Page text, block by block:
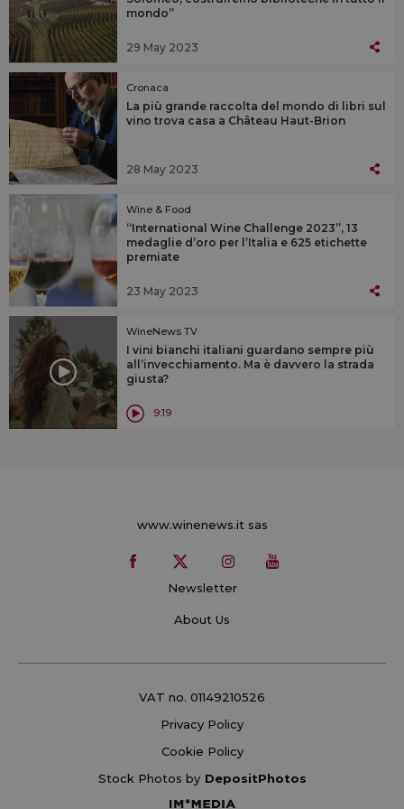
mondo”
29 May 2023
Cronaca
La più grande raccolta del mondo di libri sul
vino trova casa a Château Haut-Brion
28 May 2023
Wine & Food
“International Wine Challenge 2023”, 13
medaglie d’oro per l’Italia e 625 etichette
premiate
23 May 2023
WineNews TV
I vini bianchi italiani guardano sempre più
all’invecchiamento. Ma è davvero la strada
giusta?
9:19
www.winenews.it sas
Newsletter
About Us
VAT no. 01149210526
Privacy Policy
Cookie Policy
Stock Photos by DepositPhotos